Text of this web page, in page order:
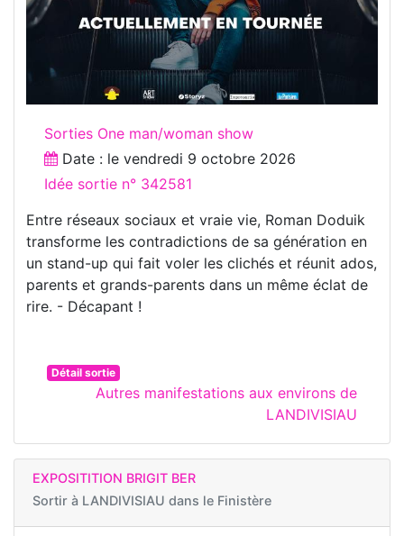
Sorties One man/woman show
Date : le vendredi 9 octobre 2026
Idée sortie n° 342581
Entre réseaux sociaux et vraie vie, Roman Doduik
transforme les contradictions de sa génération en
un stand-up qui fait voler les clichés et réunit ados,
parents et grands-parents dans un même éclat de
rire. - Décapant !
Détail sortie
Autres manifestations aux environs de
LANDIVISIAU
EXPOSITITION BRIGIT BER
Sortir à LANDIVISIAU dans le Finistère